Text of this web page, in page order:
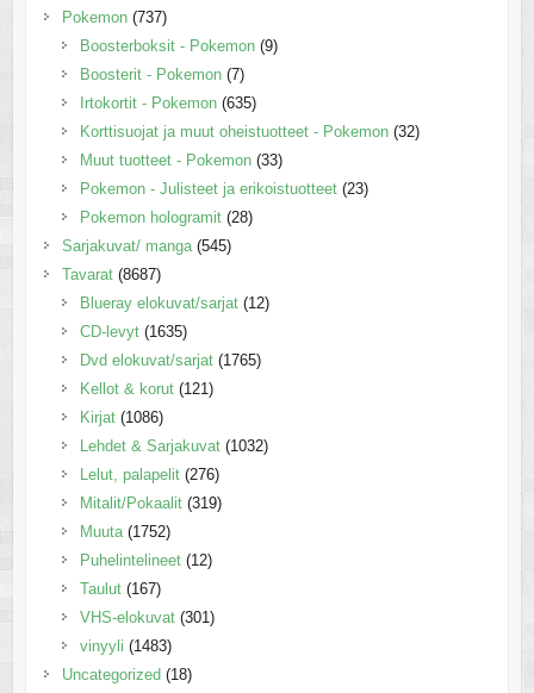
Pokemon (737)
Boosterboksit - Pokemon (9)
Boosterit - Pokemon (7)
Irtokortit - Pokemon (635)
Korttisuojat ja muut oheistuotteet - Pokemon (32)
Muut tuotteet - Pokemon (33)
Pokemon - Julisteet ja erikoistuotteet (23)
Pokemon hologramit (28)
Sarjakuvat/ manga (545)
Tavarat (8687)
Blueray elokuvat/sarjat (12)
CD-levyt (1635)
Dvd elokuvat/sarjat (1765)
Kellot & korut (121)
Kirjat (1086)
Lehdet & Sarjakuvat (1032)
Lelut, palapelit (276)
Mitalit/Pokaalit (319)
Muuta (1752)
Puhelintelineet (12)
Taulut (167)
VHS-elokuvat (301)
vinyyli (1483)
Uncategorized (18)